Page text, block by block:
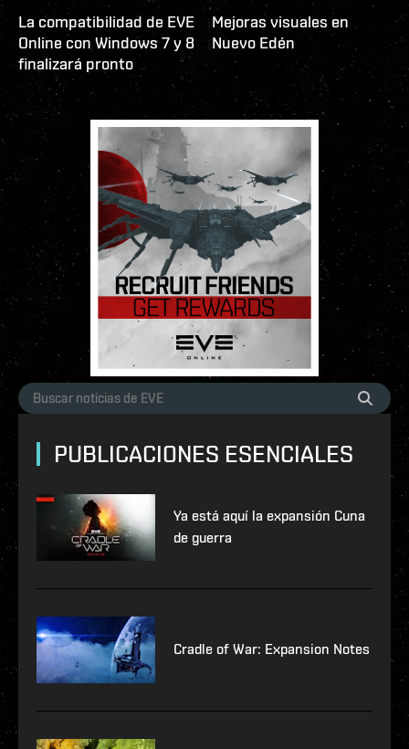
La compatibilidad de EVE
Online con Windows 7 y 8
finalizará pronto
Mejoras visuales en
Nuevo Edén
PUBLICACIONES ESENCIALES
Ya está aquí la expansión Cuna
de guerra
Cradle of War: Expansion Notes